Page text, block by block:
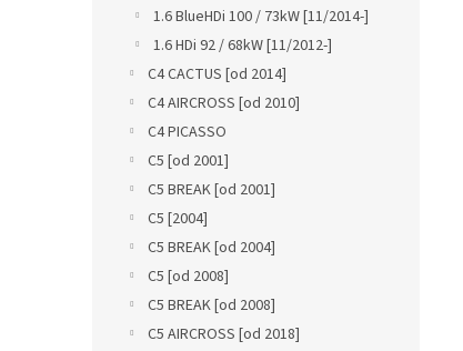
1.6 BlueHDi 100 / 73kW [11/2014-]
1.6 HDi 92 / 68kW [11/2012-]
C4 CACTUS [od 2014]
C4 AIRCROSS [od 2010]
C4 PICASSO
C5 [od 2001]
C5 BREAK [od 2001]
C5 [2004]
C5 BREAK [od 2004]
C5 [od 2008]
C5 BREAK [od 2008]
C5 AIRCROSS [od 2018]